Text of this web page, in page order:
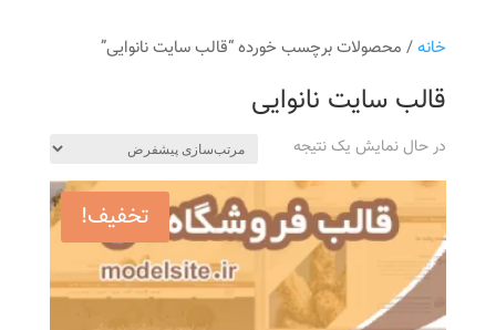
خانه/ محصولات برچسب خورده “قالب سایت نانوایی”
قالب سایت نانوایی
در حال نمایش یک نتیجه
تخفیف!